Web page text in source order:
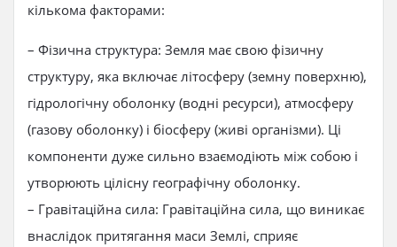
кількома факторами:
– Фізична структура: Земля має свою фізичну
структуру, яка включає літосферу (земну поверхню),
гідрологічну оболонку (водні ресурси), атмосферу
(газову оболонку) і біосферу (живі організми). Ці
компоненти дуже сильно взаємодіють між собою і
утворюють цілісну географічну оболонку.
– Гравітаційна сила: Гравітаційна сила, що виникає
внаслідок притягання маси Землі, сприяє